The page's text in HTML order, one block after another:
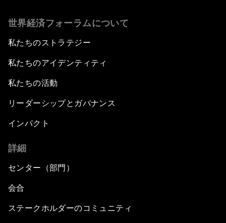
世界経済フォーラムについて
私たちのストラテジー
私たちのアイデンティティ
私たちの活動
リーダーシップとガバナンス
インパクト
詳細
センター（部門）
会合
ステークホルダーのコミュニティ